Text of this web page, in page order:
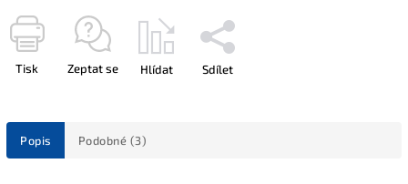
Tisk Zeptat se Hlídat Sdílet
Popis Podobné (3)